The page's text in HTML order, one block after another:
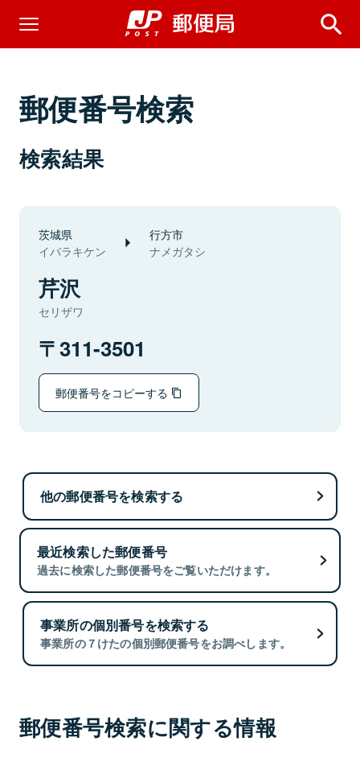
郵便番号検索
検索結果
茨城県
イバラキケン
行方市
ナメガタシ
芹沢
セリザワ
311-3501
郵便番号をコピーする
他の郵便番号を検索する
最近検索した郵便番号
過去に検索した郵便番号をご覧いただけます。
事業所の個別番号を検索する
事業所の７けたの個別郵便番号をお調べします。
郵便番号検索に関する情報